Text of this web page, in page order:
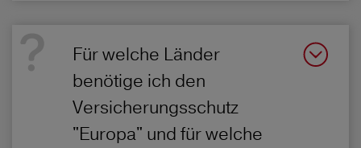
Für welche Länder
benötige ich den
Versicherungsschutz
"Europa" und für welche